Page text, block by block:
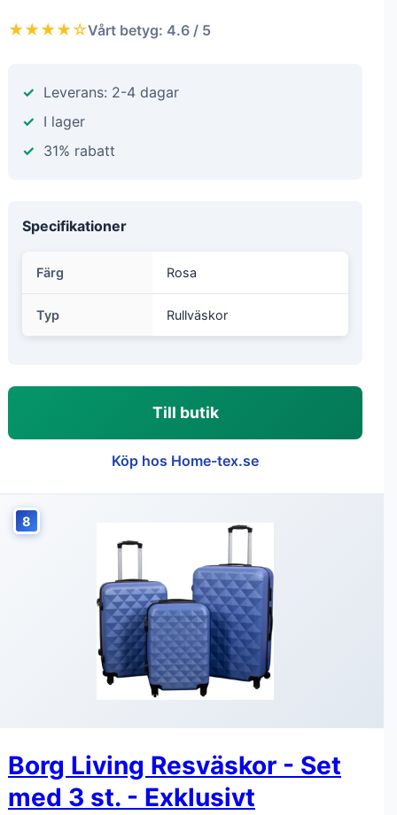
★★★★☆Vårt betyg: 4.6 / 5
Leverans: 2-4 dagar
I lager
31% rabatt
Specifikationer
Färg Rosa
Typ Rullväskor
Till butik
Köp hos Home-tex.se
8
Borg Living Resväskor - Set
med 3 st. - Exklusivt